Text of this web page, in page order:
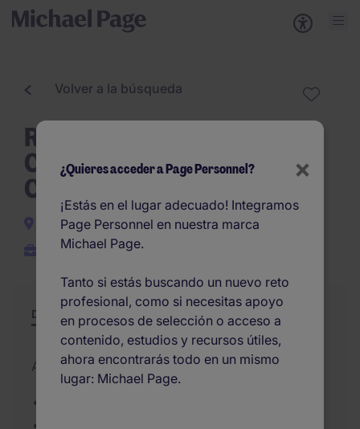
Volver a la búsqueda
Responsable Delegación
Comercial Madrid -
Compañía Seguros
Madrid
Permanente
Descripción Resumen Otras ofertas
Added 01/07/2026
×
¿Quieres acceder a Page Personnel?
¡Estás en el lugar adecuado! Integramos
Page Personnel en nuestra marca
Michael Page.
Tanto si estás buscando un nuevo reto
profesional, como si necesitas apoyo
en procesos de selección o acceso a
contenido, estudios y recursos útiles,
ahora encontrarás todo en un mismo
lugar: Michael Page.